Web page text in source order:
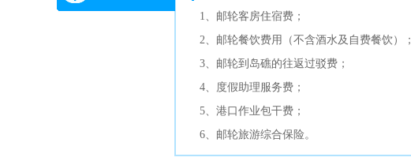
1、邮轮客房住宿费；
2、邮轮餐饮费用（不含酒水及自费餐饮）；
3、邮轮到岛礁的往返过驳费；
4、度假助理服务费；
5、港口作业包干费；
6、邮轮旅游综合保险。